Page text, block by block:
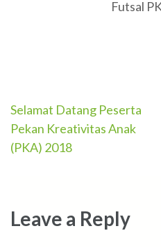
Futsal
Post
navigation
Selamat Datang Peserta
Pekan Kreativitas Anak
(PKA) 2018
Leave a Reply